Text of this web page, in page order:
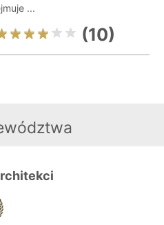
...
(10)